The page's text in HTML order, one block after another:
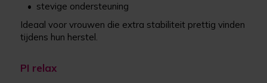
• stevige ondersteuning
Ideaal voor vrouwen die extra stabiliteit prettig vinden
tijdens hun herstel.
PI relax